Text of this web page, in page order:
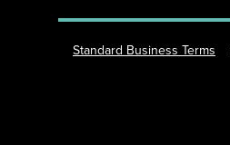
Standard Business Terms